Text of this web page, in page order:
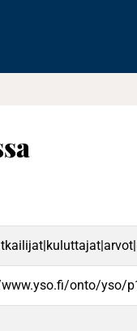
onto/